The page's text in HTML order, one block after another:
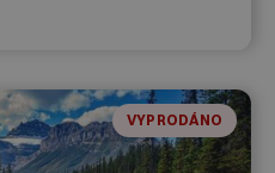
VYPRODÁNO